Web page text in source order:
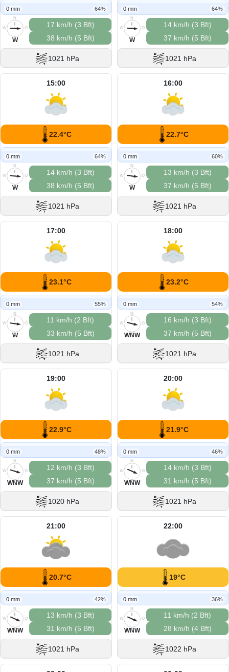
0 mm 64%
N
O
S
W
W
17 km/h (3 Bft)
38 km/h (5 Bft)
1021 hPa
0 mm 64%
N
O
S
W
W
14 km/h (3 Bft)
37 km/h (5 Bft)
1021 hPa
15:00
22.4°C
0 mm 64%
N
O
S
W
W
14 km/h (3 Bft)
38 km/h (5 Bft)
1021 hPa
16:00
22.7°C
0 mm 60%
N
O
S
W
W
13 km/h (3 Bft)
37 km/h (5 Bft)
1021 hPa
17:00
23.1°C
0 mm 55%
N
O
S
W
W
11 km/h (2 Bft)
33 km/h (5 Bft)
1021 hPa
18:00
23.2°C
0 mm 54%
N
O
S
W
WNW
16 km/h (3 Bft)
37 km/h (5 Bft)
1021 hPa
19:00
22.9°C
0 mm 48%
N
O
S
W
WNW
12 km/h (3 Bft)
37 km/h (5 Bft)
1020 hPa
20:00
21.9°C
0 mm 46%
N
O
S
W
WNW
14 km/h (3 Bft)
31 km/h (5 Bft)
1021 hPa
21:00
20.7°C
0 mm 42%
N
O
S
W
WNW
13 km/h (3 Bft)
31 km/h (5 Bft)
1021 hPa
22:00
19°C
0 mm 36%
N
O
S
W
WNW
11 km/h (2 Bft)
28 km/h (4 Bft)
1022 hPa